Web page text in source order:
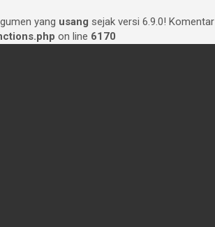
yang usang sejak versi 6.9.0!
on line 6170